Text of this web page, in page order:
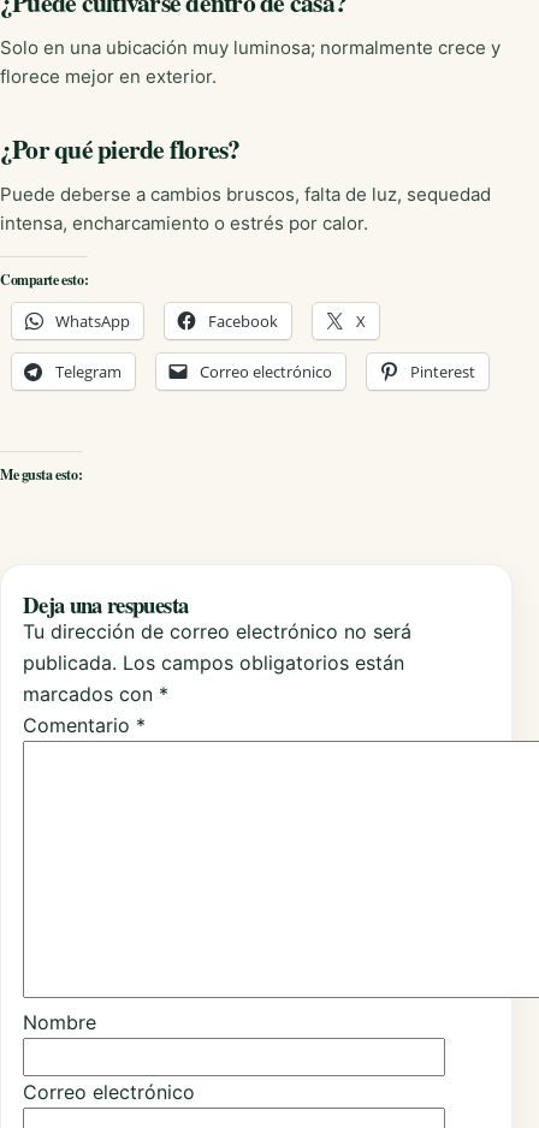
Solo en una ubicación muy luminosa; normalmente crece y
florece mejor en exterior.
¿Por qué pierde flores?
Puede deberse a cambios bruscos, falta de luz, sequedad
intensa, encharcamiento o estrés por calor.
Comparte esto:
WhatsApp Facebook X
Telegram Correo electrónico Pinterest
Me gusta esto:
Deja una respuesta
Tu dirección de correo electrónico no será
publicada. Los campos obligatorios están
marcados con *
Comentario *
Nombre
Correo electrónico